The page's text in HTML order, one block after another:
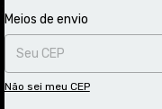
Entregas para o CEP:
Meios de envio
Não sei meu CEP